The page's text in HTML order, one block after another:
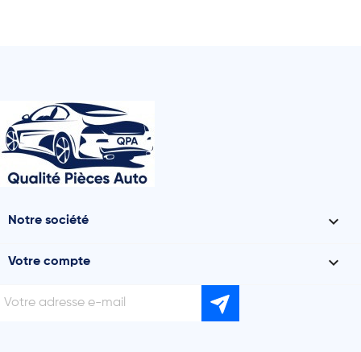
Notre société 
Votre compte 